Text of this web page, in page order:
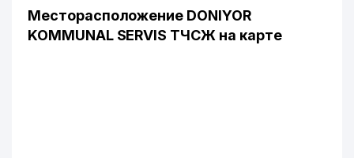
Месторасположение DONIYOR
KOMMUNAL SERVIS ТЧСЖ на карте